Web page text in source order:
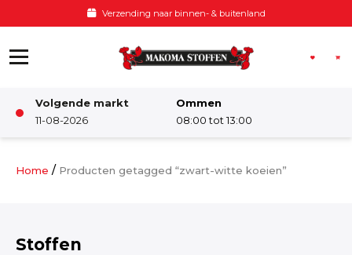
Verzending naar binnen- & buitenland
Volgende markt
11-08-2026
Ommen
08:00 tot 13:00
Damesstoffen
Home / Producten getagged “zwart-witte koeien”
Stoffen